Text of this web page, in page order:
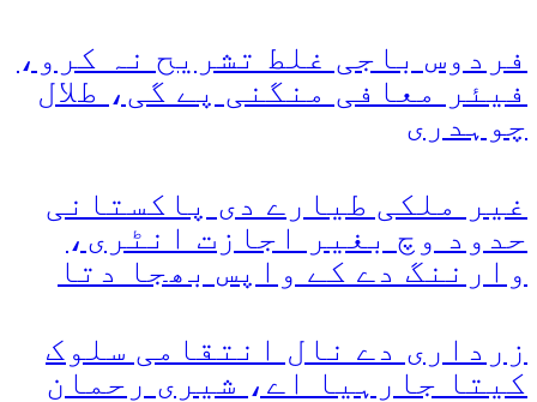
فردوس باجی غلط تشریح نہ کرو،
فیئر معافی منگنی پے گی، طلال
چوہدری
غیر ملکی طیارے دی پاکستانی
حدود وچ بغیر اجازت انٹری،
وارننگ دے کے واپس بھجا دتا
زرداری دے نال انتقامی سلوک
کیتا جارہیا اے، شیری رحمان